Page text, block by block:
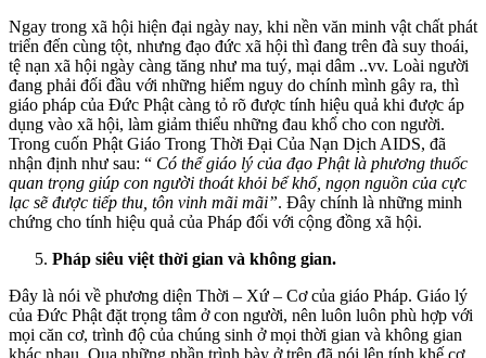
Ngay trong xã hội hiện đại ngày nay, khi nền văn minh vật chất phát
triển đến cùng tột, nhưng đạo đức xã hội thì đang trên đà suy thoái,
tệ nạn xã hội ngày càng tăng như ma tuý, mại dâm ..vv. Loài người
đang phải đối đầu với những hiểm nguy do chính mình gây ra, thì
giáo pháp của Đức Phật càng tỏ rõ được tính hiệu quả khi được áp
dụng vào xã hội, làm giảm thiểu những đau khổ cho con người.
Trong cuốn Phật Giáo Trong Thời Đại Của Nạn Dịch AIDS, đã
nhận định như sau: “ Có thể giáo lý của đạo Phật là phương thuốc
quan trọng giúp con người thoát khỏi bể khổ, ngọn nguồn của cực
lạc sẽ được tiếp thu, tôn vinh mãi mãi”. Đây chính là những minh
chứng cho tính hiệu quả của Pháp đối với cộng đồng xã hội.
Pháp siêu việt thời gian và không gian.
Đây là nói về phương diện Thời – Xứ – Cơ của giáo Pháp. Giáo lý
của Đức Phật đặt trọng tâm ở con người, nên luôn luôn phù hợp với
mọi căn cơ, trình độ của chúng sinh ở mọi thời gian và không gian
khác nhau. Qua những phần trình bày ở trên đã nói lên tính khế cơ